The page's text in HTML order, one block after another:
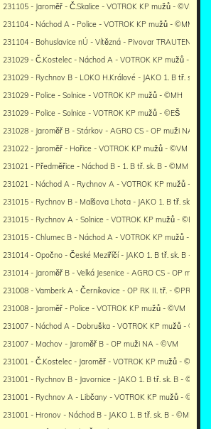
231105 - Jaroměř - Č.Skalice - VOTROK KP mužů - ©VM
231104 - Náchod A - Police - VOTROK KP mužů - ©MM
231104 - Bohuslavice nÚ - Vítězná - Pivovar
231029 - Č.Kostelec - Náchod A - VOTROK KP mužů -
231029 - Rychnov B - LOKO H.Králové - JAKO 1. B tř. sk. B
231029 - Police - Solnice - VOTROK KP mužů - ©MH
231029 - Police - Solnice - VOTROK KP mužů - ©EŠ
231028 - Jaroměř B - Stárkov - AGRO CS - OP muži NA -
231022 - Jaroměř - Hořice - VOTROK KP mužů - ©VM
231021 - Předměřice - Náchod B - 1. B tř. sk. B - ©MM
231021 - Náchod A - Rychnov A - VOTROK KP mužů - ©MM
231015 - Rychnov B - Malšova Lhota - JAKO 1. B tř. sk. B -
231015 - Rychnov A - Solnice - VOTROK KP mužů - ©EŠ
231015 - Chlumec B - Náchod A - VOTROK KP mužů - ©MM
231014 - Opočno - České Meziříčí - JAKO 1. B tř. sk. B - ©MK
231014 - Jaroměř B - Velká Jesenice - AGRO CS - OP muži
231008 - Vamberk A - Černíkovice - OP RK II. tř. - ©PR
231008 - Jaroměř - Police - VOTROK KP mužů - ©VM
231007 - Náchod A - Dobruška - VOTROK KP mužů - ©MM
231007 - Machov - Jaroměř B - OP muži NA - ©VM
231001 - Č.Kostelec - Jaroměř - VOTROK KP mužů -
231001 - Rychnov B - Javornice - JAKO 1. B tř. sk. B - ©PR
231001 - Rychnov A - Libčany - VOTROK KP mužů - ©PR
231001 - Hronov - Náchod B - JAKO 1. B tř. sk. B - ©MM